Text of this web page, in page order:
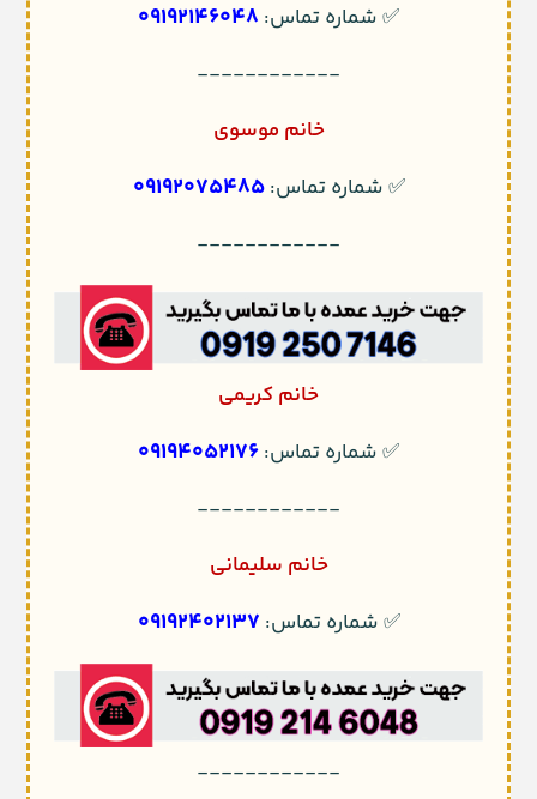
✅ شماره تماس: 09192146048
------------
خانم موسوی
✅ شماره تماس:09192075485
------------
خانم کریمی
✅ شماره تماس:09194052176
------------
خانم سلیمانی
✅ شماره تماس: 09192402137
------------